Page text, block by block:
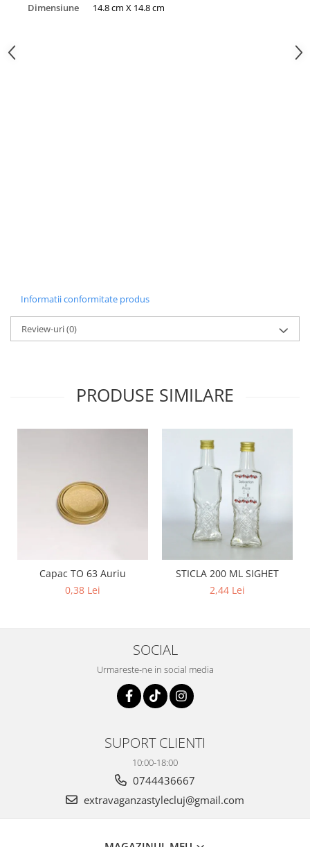
Dimensiune 14.8 cm X 14.8 cm
Informatii conformitate produs
Review-uri(0)
PRODUSE SIMILARE
Capac TO 63 Auriu
0,38 Lei
STICLA 200 ML SIGHET
2,44 Lei
SOCIAL
Urmareste-ne in social media
SUPORT CLIENTI
10:00-18:00
0744436667
extravaganzastylecluj@gmail.com